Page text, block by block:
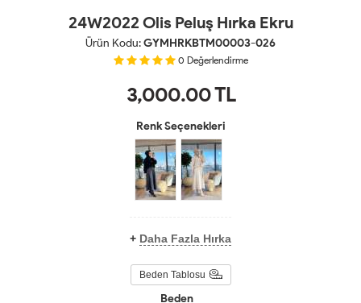
24W2022 Olis Peluş Hırka Ekru
Ürün Kodu:GYMHRKBTM00003-026
0 Değerlendirme
3,000.00TL
Renk Seçenekleri
+ Daha Fazla Hırka
Beden Tablosu
Beden